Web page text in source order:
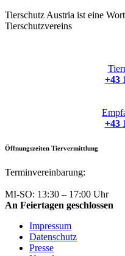
Tierschutz Austria ist eine
Tierschutzvereins
+43
+43
Öffnungszeiten Tiervermittlung
Terminvereinbarung:
MI-SO: 13:30 – 17:00 Uhr
An Feiertagen geschlossen
Impressum
Datenschutz
Presse